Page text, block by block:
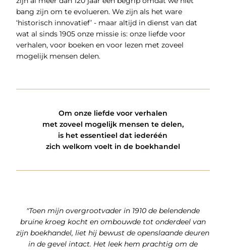
bang zijn om te evolueren. We zijn als het ware
‘historisch innovatief’ - maar altijd in dienst van dat
wat al sinds 1905 onze missie is: onze liefde voor
verhalen, voor boeken en voor lezen met zoveel
mogelijk mensen delen.
Om onze liefde voor verhalen
met zoveel mogelijk mensen te delen,
is het essentieel dat iederéén
zich welkom voelt in de boekhandel
"Toen mijn overgrootvader in 1910 de belendende
bruine kroeg kocht en ombouwde tot onderdeel van
zijn boekhandel, liet hij bewust de openslaande deuren
in de gevel intact. Het leek hem prachtig om de